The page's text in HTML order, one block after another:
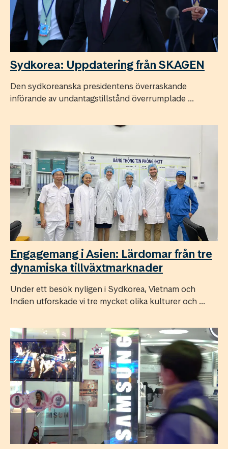
Sydkorea: Uppdatering från SKAGEN
Den sydkoreanska presidentens överraskande
införande av undantagstillstånd överrumplade ...
Engagemang i Asien: Lärdomar från tre
dynamiska tillväxtmarknader
Under ett besök nyligen i Sydkorea, Vietnam och
Indien utforskade vi tre mycket olika kulturer och ...